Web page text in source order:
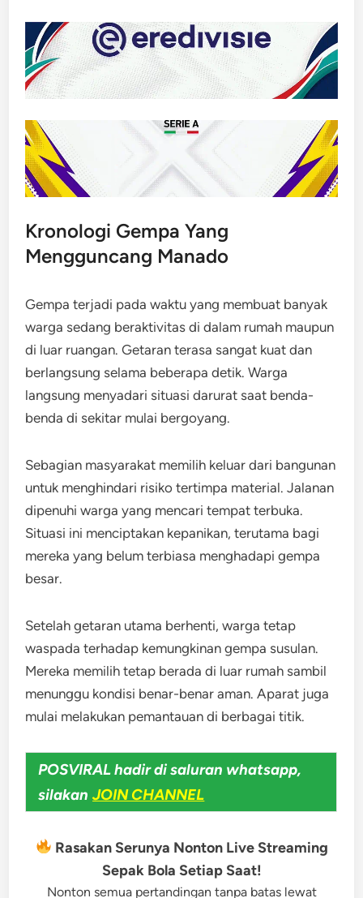
Kronologi Gempa Yang
Mengguncang Manado
Gempa terjadi pada waktu yang membuat banyak
warga sedang beraktivitas di dalam rumah maupun
di luar ruangan. Getaran terasa sangat kuat dan
berlangsung selama beberapa detik. Warga
langsung menyadari situasi darurat saat benda-
benda di sekitar mulai bergoyang.
Sebagian masyarakat memilih keluar dari bangunan
untuk menghindari risiko tertimpa material. Jalanan
dipenuhi warga yang mencari tempat terbuka.
Situasi ini menciptakan kepanikan, terutama bagi
mereka yang belum terbiasa menghadapi gempa
besar.
Setelah getaran utama berhenti, warga tetap
waspada terhadap kemungkinan gempa susulan.
Mereka memilih tetap berada di luar rumah sambil
menunggu kondisi benar-benar aman. Aparat juga
mulai melakukan pemantauan di berbagai titik.
POSVIRAL hadir di saluran whatsapp,
silakan JOIN CHANNEL
Rasakan Serunya Nonton Live Streaming
Sepak Bola Setiap Saat!
Nonton semua pertandingan tanpa batas lewat